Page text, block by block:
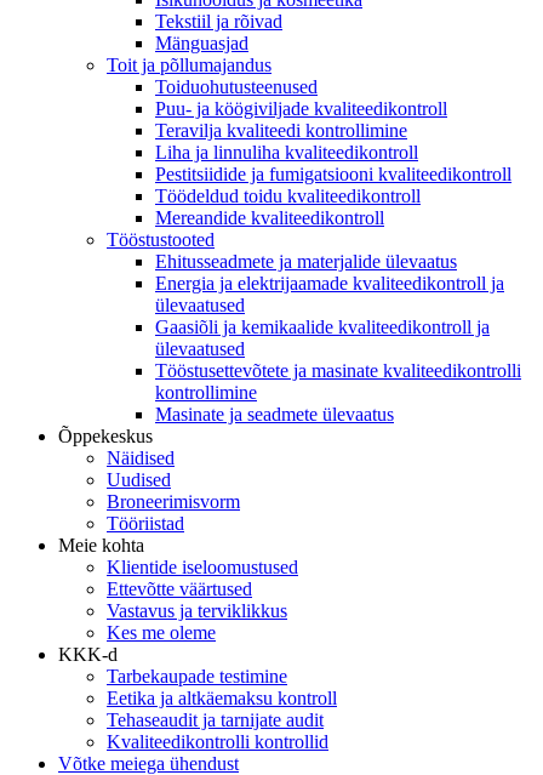
Tekstiil ja rõivad
Mänguasjad
Toit ja põllumajandus
Toiduohutusteenused
Puu- ja köögiviljade kvaliteedikontroll
Teravilja kvaliteedi kontrollimine
Liha ja linnuliha kvaliteedikontroll
Pestitsiidide ja fumigatsiooni kvaliteedikontroll
Töödeldud toidu kvaliteedikontroll
Mereandide kvaliteedikontroll
Tööstustooted
Ehitusseadmete ja materjalide ülevaatus
Energia ja elektrijaamade kvaliteedikontroll ja
ülevaatused
Gaasiõli ja kemikaalide kvaliteedikontroll ja
ülevaatused
Tööstusettevõtete ja masinate kvaliteedikontrolli
kontrollimine
Masinate ja seadmete ülevaatus
Õppekeskus
Näidised
Uudised
Broneerimisvorm
Tööriistad
Meie kohta
Klientide iseloomustused
Ettevõtte väärtused
Vastavus ja terviklikkus
Kes me oleme
KKK-d
Tarbekaupade testimine
Eetika ja altkäemaksu kontroll
Tehaseaudit ja tarnijate audit
Kvaliteedikontrolli kontrollid
Võtke meiega ühendust